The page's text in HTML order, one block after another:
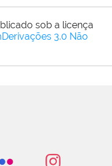
sob a licença
3.0 Não